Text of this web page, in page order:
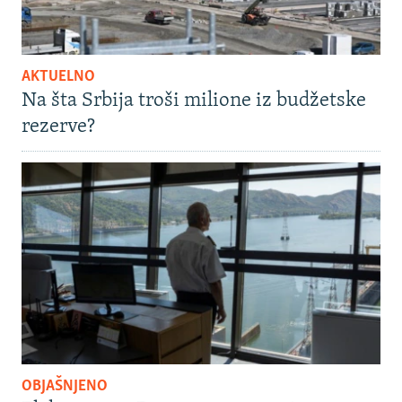
AKTUELNO
Na šta Srbija troši milione iz budžetske
rezerve?
OBJAŠNJENO